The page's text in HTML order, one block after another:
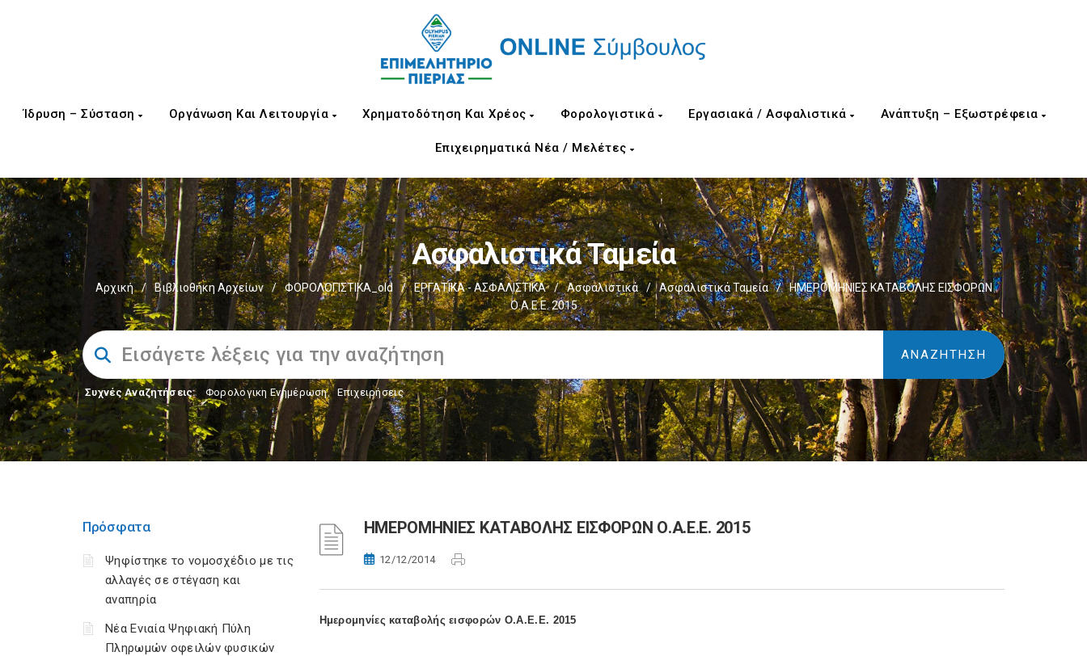
Ίδρυση – Σύσταση Οργάνωση Και Λειτουργία Χρηματοδότηση Και Χρέος Φορολογιστικά Εργασιακά / Ασφαλιστικά Ανάπτυξη – Εξωστρέφεια
Επιχειρηματικά Νέα / Μελέτες
Ασφαλιστικά Ταμεία
Αρχική / Βιβλιοθήκη Αρχείων / ΦΟΡΟΛΟΓΙΣΤΙΚΑ_old / ΕΡΓΑΤΙΚΑ - ΑΣΦΑΛΙΣΤΙΚΑ / Ασφαλιστικά / Ασφαλιστικά Ταμεία /
ΗΜΕΡΟΜΗΝΙΕΣ ΚΑΤΑΒΟΛΗΣ ΕΙΣΦΟΡΩΝ
Ο.Α.Ε.Ε. 2015
Συχνές Αναζητήσεις: Φορολογικη Ενημέρωση, Επιχειρήσεις
Πρόσφατα
Ψηφίστηκε το νομοσχέδιο με τις
αλλαγές σε στέγαση και
αναπηρία
Νέα Ενιαία Ψηφιακή Πύλη
Πληρωμών οφειλών φυσικών
ΗΜΕΡΟΜΗΝΙΕΣ ΚΑΤΑΒΟΛΗΣ ΕΙΣΦΟΡΩΝ Ο.Α.Ε.Ε. 2015
12/12/2014
Ημερομηνίες καταβολής εισφορών Ο.Α.Ε.Ε. 2015